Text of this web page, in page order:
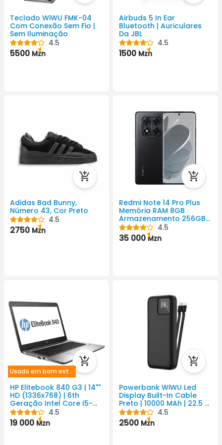
Teclado WiWU FMK-04
Com Conexão Sem Fio |
Sem Iluminação
4.5
5500 Mzn
Airbuds 5 In Ear
Bluetooth | Auriculares
Da JBL
4.5
1500 Mzn
Adidas Bad Bunny,
Número 43, Cor Preto
4.5
2750 Mzn
Redmi Note 14 Pro Plus
Memória RAM 8GB
Armazenamento 256GB
5110mAh Android Cor
Preto 8165x6124 Pixel
4.5
35 000Mzn
Usado em bom estado
HP Elitebook 840 G3 | 14""
HD (1336x768) | 6th
Geração Intel Core I5-
6300U CPU@ 2.5GH Até
2.80GHz | 4GB | 500GH
SSHD | Placa Gráfica Intel
4.5
19 000 Mzn
Powerbank WiWU Led
Display Built-In Cable
Preto | 10000 MAh | 22.5 W
| 3 USB
4.5
2500 Mzn